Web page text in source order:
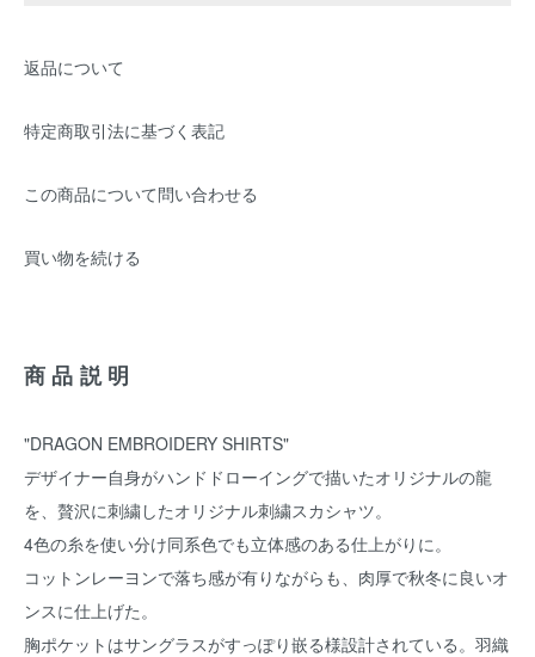
返品について
特定商取引法に基づく表記
この商品について問い合わせる
買い物を続ける
商品説明
"DRAGON EMBROIDERY SHIRTS"
デザイナー自身がハンドドローイングで描いたオリジナルの龍
を、贅沢に刺繍したオリジナル刺繍スカシャツ。
4色の糸を使い分け同系色でも立体感のある仕上がりに。
コットンレーヨンで落ち感が有りながらも、肉厚で秋冬に良いオ
ンスに仕上げた。
胸ポケットはサングラスがすっぽり嵌る様設計されている。羽織